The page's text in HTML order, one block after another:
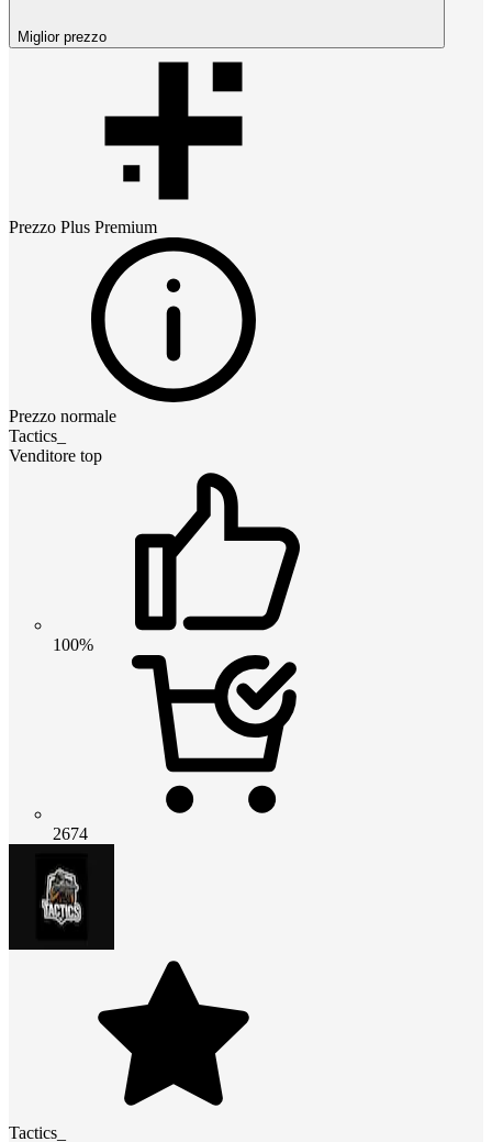
Miglior prezzo
Prezzo Plus Premium
Prezzo normale
Tactics_
Venditore top
100%
2674
Tactics_